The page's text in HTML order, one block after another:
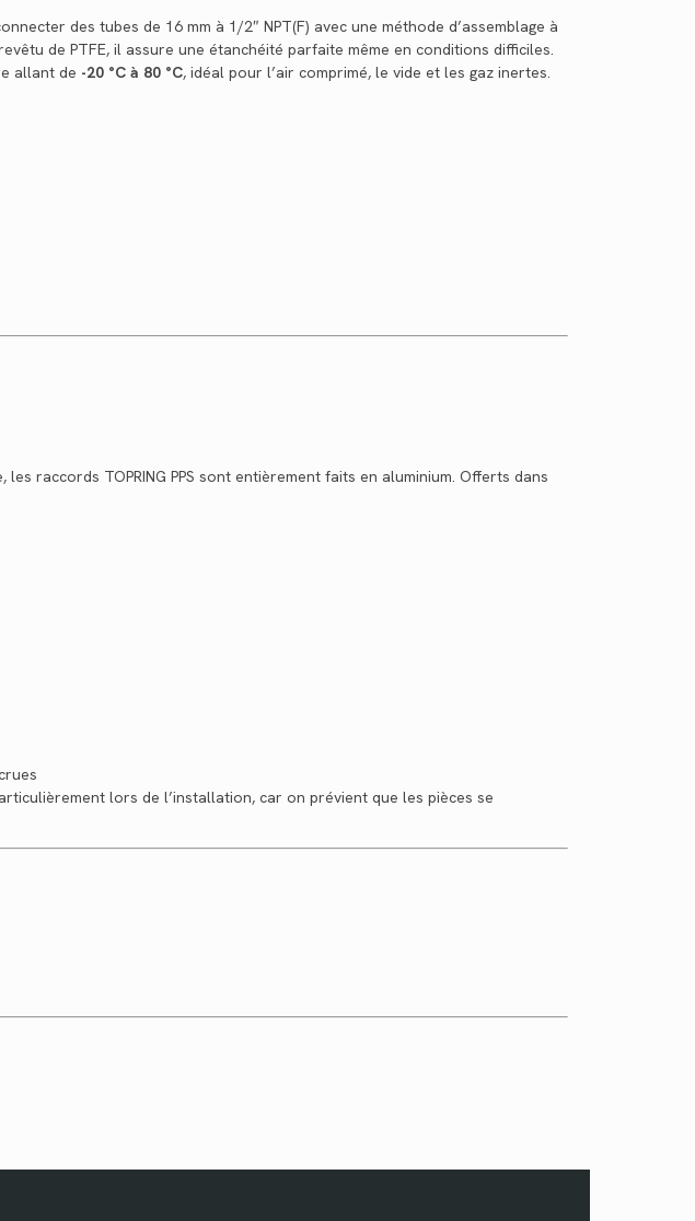
des tubes de 16 mm à 1/2″ NPT(F) avec une méthode d’assemblage à
de PTFE, il assure une étanchéité parfaite même en conditions difficiles.
allant de -20 °C à 80 °C, idéal pour l’air comprimé, le vide et les gaz inertes.
raccords TOPRING PPS sont entièrement faits en aluminium. Offerts dans
lors de l’installation, car on prévient que les pièces se